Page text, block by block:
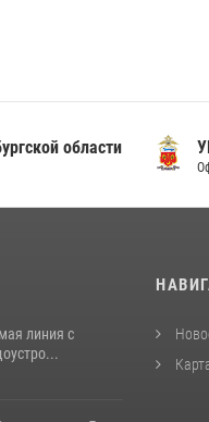
области
линия с